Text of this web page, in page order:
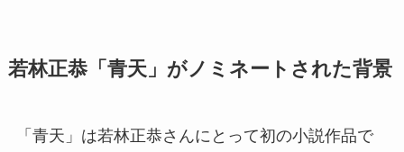
若林正恭「青天」がノミネートされた背景
「青天」は若林正恭さんにとって初の小説作品で